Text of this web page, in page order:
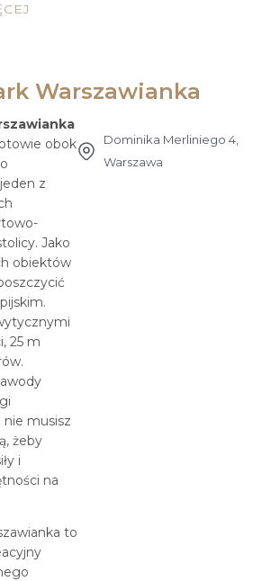
Warszawianka
obok
z
Jako
obiektów
25 m
nie musisz
żeby
i
na
to
Dominika Merliniego 4,
Warszawa